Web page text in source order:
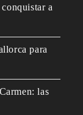
a
para
las